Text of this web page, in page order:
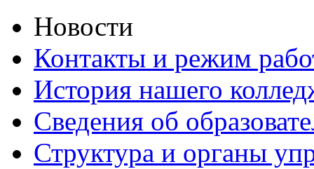
Новости
Контакты и режим
История нашего
Сведения об
Структура и органы